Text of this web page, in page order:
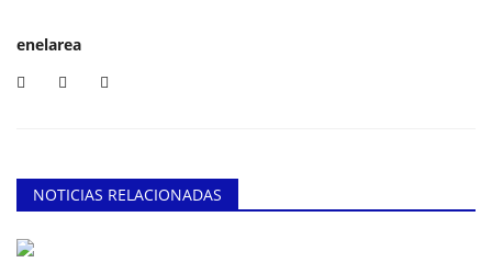
enelarea
NOTICIAS RELACIONADAS